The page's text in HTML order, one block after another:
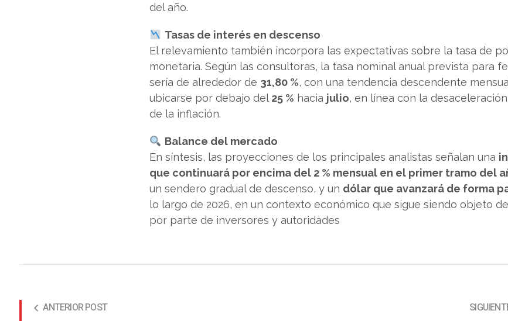
del año.
Tasas de interés en descenso
El relevamiento también incorpora las expectativas sobre la tasa de
monetaria. Según las consultoras, la tasa nominal anual prevista para
sería de alrededor de 31,80 %, con una tendencia descendente
ubicarse por debajo del 25 % hacia julio, en línea con la
de la inflación.
Balance del mercado
En síntesis, las proyecciones de los principales analistas señalan una
que continuará por encima del 2 % mensual en el primer tramo del
un sendero gradual de descenso, y un dólar que avanzará de forma
lo largo de 2026, en un contexto económico que sigue siendo objeto
por parte de inversores y autoridades
ANTERIOR POST